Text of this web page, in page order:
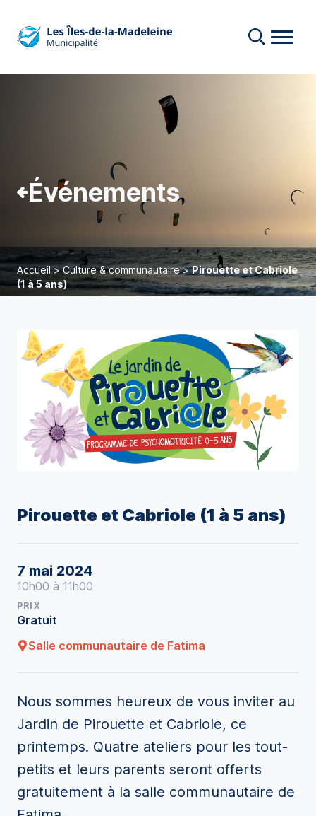
Événements
Accueil>Culture & communautaire>Pirouette et Cabriole
(1 à 5 ans)
Pirouette et Cabriole (1 à 5 ans)
7 mai 2024
10h00 à 11h00
PRIX
Gratuit
Salle communautaire de Fatima
Nous sommes heureux de vous inviter au
Jardin de Pirouette et Cabriole, ce
printemps. Quatre ateliers pour les tout-
petits et leurs parents seront offerts
gratuitement à la salle communautaire de